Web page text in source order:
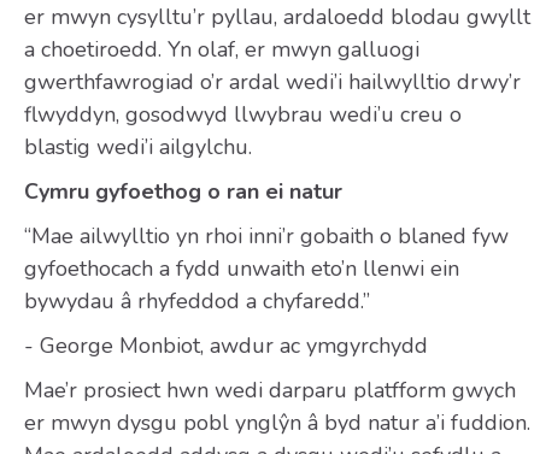
er mwyn cysylltu’r pyllau, ardaloedd blodau gwyllt
a choetiroedd. Yn olaf, er mwyn galluogi
gwerthfawrogiad o’r ardal wedi’i hailwylltio drwy’r
flwyddyn, gosodwyd llwybrau wedi’u creu o
blastig wedi’i ailgylchu.
Cymru gyfoethog o ran ei natur
“Mae ailwylltio yn rhoi inni’r gobaith o blaned fyw
gyfoethocach a fydd unwaith eto’n llenwi ein
bywydau â rhyfeddod a chyfaredd.”
- George Monbiot, awdur ac ymgyrchydd
Mae’r prosiect hwn wedi darparu platfform gwych
er mwyn dysgu pobl ynglŷn â byd natur a’i fuddion.